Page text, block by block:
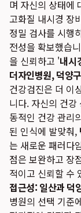
며 자신의 상태에
고화질 내시경 장
정밀 검사를 시행
전성을 확보했습
을 신뢰하고 '내시
더자인병원, 덕양
건강검진은 더 이
니다. 자신의 건
동적인 건강 관리
된 인식에 발맞춰,
는 새로운 패러다
점은 보완하고 장
적이고 신뢰할 수
접근성: 일산과 덕
병원의 선택 기준